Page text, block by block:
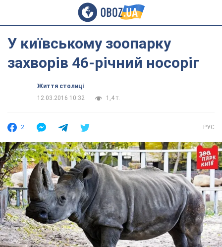
У київському зоопарку
захворів 46-річний носоріг
Життя столиці
12.03.2016 10:32
1,4 т.
2 РУС